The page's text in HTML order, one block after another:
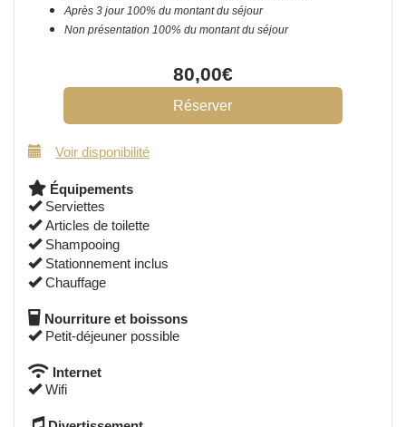
Après 3 jour 100% du montant du séjour
Non présentation 100% du montant du séjour
80,00€
Voir disponibilité
Équipements
Serviettes
Articles de toilette
Shampooing
Stationnement inclus
Chauffage
Nourriture et boissons
Petit-déjeuner possible
Internet
Wifi